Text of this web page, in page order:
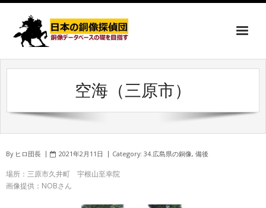
空海（三原市）
By ヒロ団長 2021年2月11日 Category: 34.広島県の銅像, 備後
場所：三原市久井町 宇根山至幸院
画像提供：NOBさん